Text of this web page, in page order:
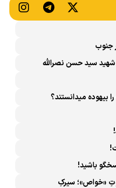
جنوب
شهید سید حسن نصرالله
بیهوده میدانستند؟
باشید!
«خواص»؛ سیرکِ